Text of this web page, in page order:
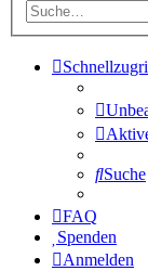
Suche
FAQ
Spenden
Anmelden